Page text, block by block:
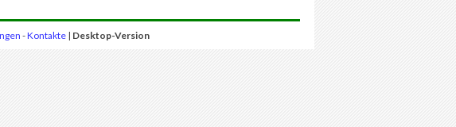
-Kontakte| Desktop-Version